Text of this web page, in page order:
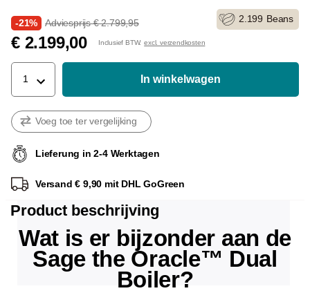
-21% Adviesprijs € 2.799,95
€ 2.199,00 Inclusief BTW. excl. verzendkosten
2.199 Beans
1 In winkelwagen
Voeg toe ter vergelijking
Lieferung in 2-4 Werktagen
Versand € 9,90 mit DHL GoGreen
Product beschrijving
Wat is er bijzonder aan de
Sage the Oracle™ Dual
Boiler?